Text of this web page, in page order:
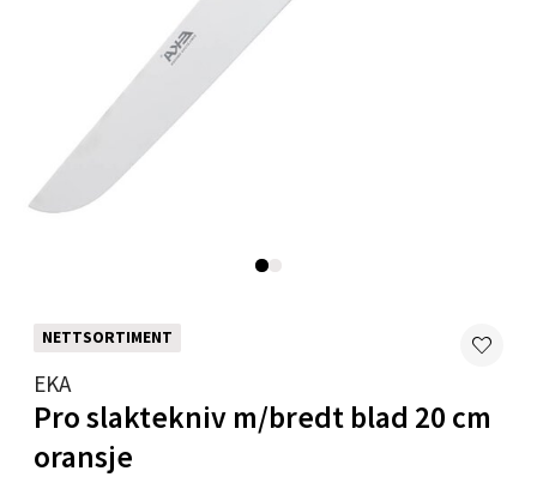
NETTSORTIMENT
EKA
Pro slaktekniv m/bredt blad 20 cm
oransje
Mandal - Alti Mandal
Skarvøyveien 55, 4517 Mandal
0 i butikk